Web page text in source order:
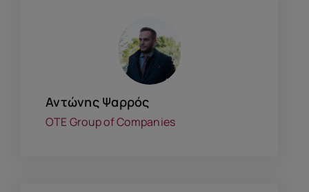
Αντώνης Ψαρρός
OTE Group of Companies